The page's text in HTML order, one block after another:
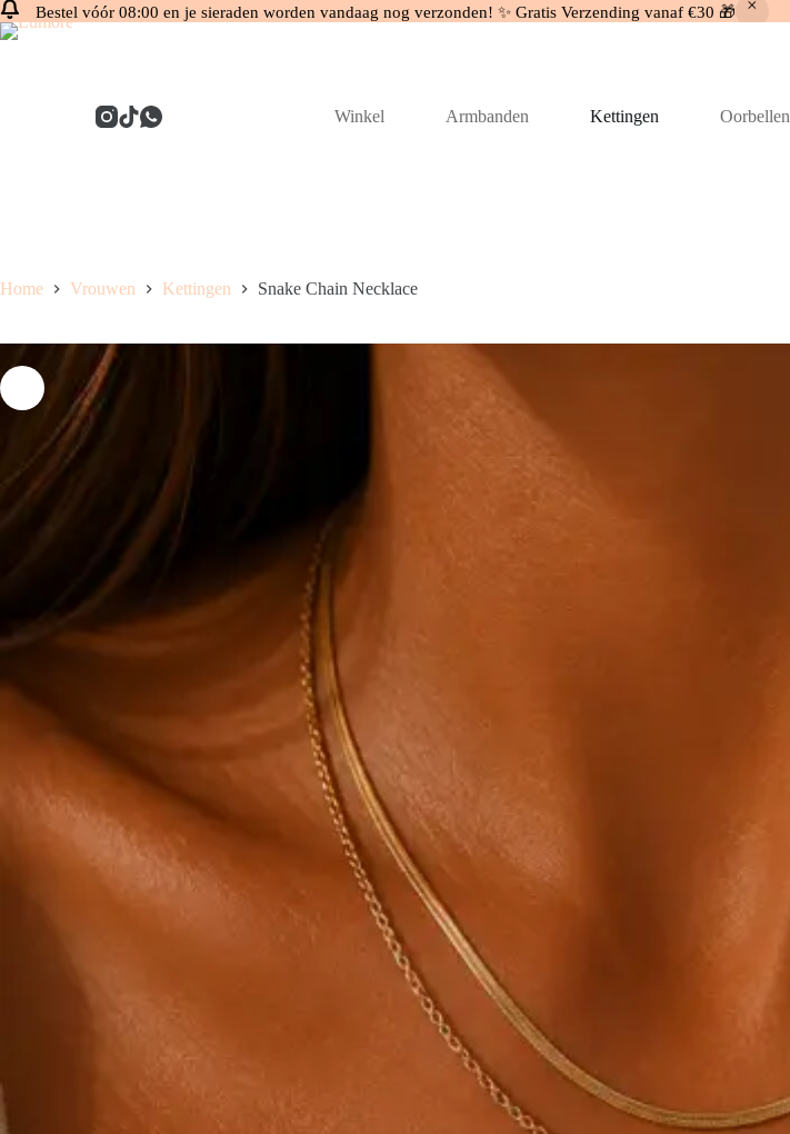
Bestel vóór 08:00 en je sieraden worden vandaag nog verzonden! ✨ Gratis Verzending vanaf €30 🎁
Ga
Winkel
Armbanden Kettingen Oorbellen
Home Vrouwen Kettingen Snake Chain Necklace